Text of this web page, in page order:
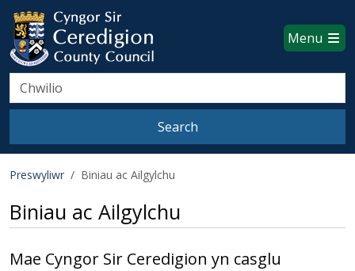
Skip to main content
Ceredigion County Council
Menu
Search
Search
Preswyliwr Biniau ac Ailgylchu
Biniau ac Ailgylchu
Mae Cyngor Sir Ceredigion yn casglu